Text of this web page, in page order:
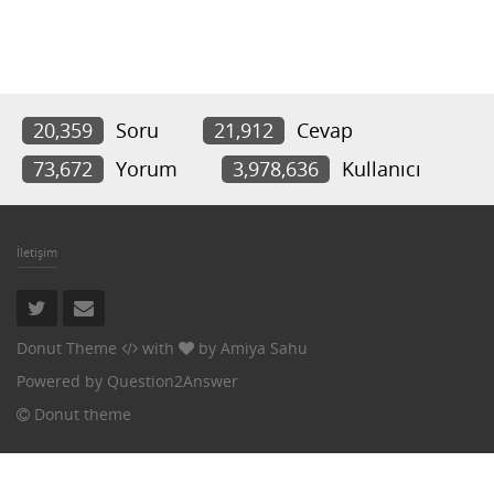
20,359 Soru 21,912
Cevap
73,672
Yorum 3,978,636 Kullanıcı
İletişim
Donut Theme with by Amiya Sahu
Powered by Question2Answer
Donut theme